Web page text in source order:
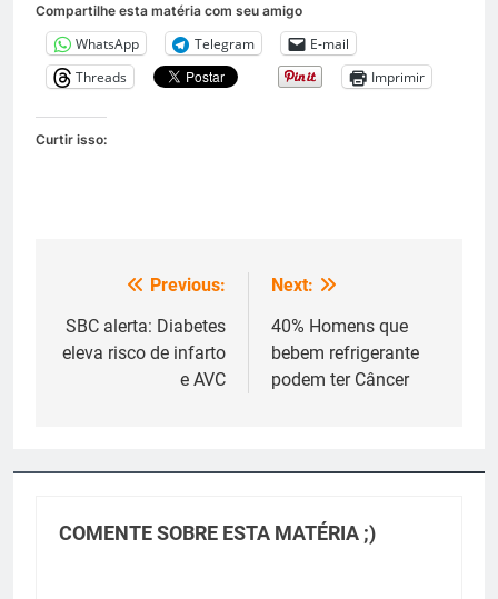
Compartilhe esta matéria com seu amigo
WhatsApp Telegram
E-mail
Threads
Imprimir
Curtir isso:
Navegação
de
Previous:
SBC alerta: Diabetes
eleva risco de infarto
e AVC
Next:
40% Homens que
bebem refrigerante
podem ter Câncer
COMENTE SOBRE ESTA MATÉRIA ;)